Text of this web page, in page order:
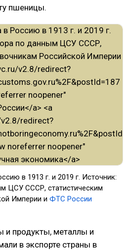
пшеницы.
в 1913 г. и 2019 г. Источник:
ЦСУ СССР, статистическим
Империи и ФТС России
и продукты, металлы и
в экспорте страны в